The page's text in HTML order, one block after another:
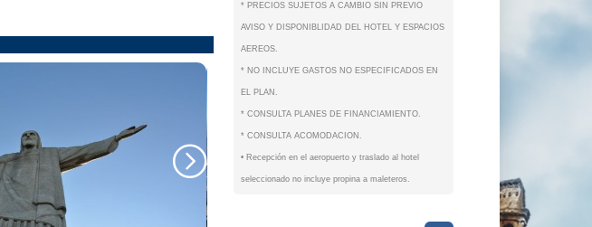
* PRECIOS SUJETOS A CAMBIO SIN PREVIO
AVISO Y DISPONIBLIDAD DEL HOTEL Y ESPACIOS
AEREOS.
* NO INCLUYE GASTOS NO ESPECIFICADOS EN
EL PLAN.
* CONSULTA PLANES DE FINANCIAMIENTO.
* CONSULTA ACOMODACION.
• Recepción en el aeropuerto y traslado al hotel
seleccionado no incluye propina a maleteros.